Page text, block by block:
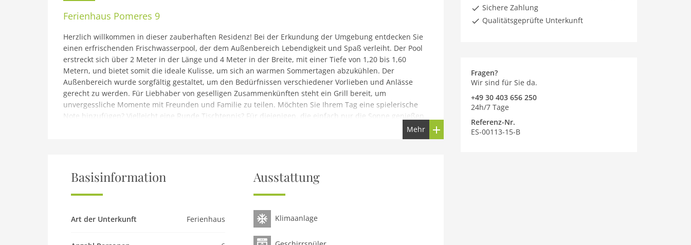
Ferienhaus Pomeres 9
Herzlich willkommen in dieser zauberhaften Residenz! Bei der Erkundung der Umgebung entdecken Sie
einen erfrischenden Frischwasserpool, der dem Außenbereich Lebendigkeit und Spaß verleiht. Der Pool
erstreckt sich über 2 Meter in der Länge und 4 Meter in der Breite, mit einer Tiefe von 1,20 bis 1,60
Metern, und bietet somit die ideale Kulisse, um sich an warmen Sommertagen abzukühlen. Der
Außenbereich wurde sorgfältig gestaltet, um den Bedürfnissen verschiedener Vorlieben und Anlässe
gerecht zu werden. Für Liebhaber von geselligen Zusammenkünften steht ein Grill bereit, um
unvergessliche Momente mit Freunden und Familie zu teilen. Möchten Sie Ihrem Tag eine spielerische
Note hinzufügen? Vielleicht eine Runde Tischtennis? Für diejenigen, die einfach nur die Sonne genießen
möchten, bieten die möblierte Veranda und die bequemen Liegen auf der Poolterrasse die perfekte
Atmosphäre zum Entspannen.Dies bezaubernde Haus verspricht Komfort und Eleganz an jeder Ecke. Auf
Smart-TV ist das Wohnzimmer der ideale Ort, um Ihre Lieblingsprogramme und Filme zu genießen.
Zudem sorgt eine Klimaanlage dafür, dass zu jeder Jahreszeit eine angenehme Atmosphäre herrscht. Ein
geräumiges Sofa und ein dekorativer Kamin verleihen dem Raum Wärme und Gemütlichkeit, und
Glaskeramikherd bildet das Herzstück des Hauses. Hier finden Sie alles, was Sie für die Zubereitung
köstlicher Mahlzeiten benötigen, angefangen von Küchenutensilien bis hin zu einem Geschirrspüler für
zusätzlichen Komfort. Die drei Schlafzimmer bieten eine erholsame Ruhe. Das erste Schlafzimmer
Mehr
Basisinformation
Art der Unterkunft Ferienhaus
Ausstattung
Klimaanlage
Sichere Zahlung
Qualitätsgeprüfte Unterkunft
Fragen?
Wir sind für Sie da.
+49 30 403 656 250
24h/7 Tage
Referenz-Nr.
ES-00113-15-B